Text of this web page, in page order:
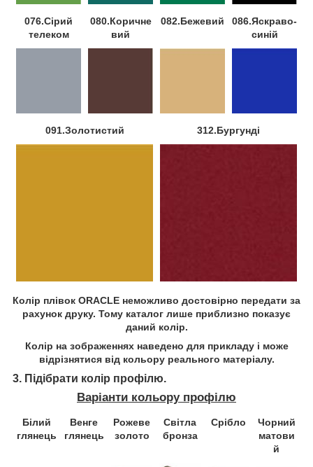
076.Сірий
телеком
080.Коричне
вий
082.Бежевий
086.Яскраво-
синій
091.Золотистий 312.Бургунді
Колір плівок ORACLE неможливо достовірно передати за
рахунок друку. Тому каталог лише приблизно показує
даний колір.
Колір на зображеннях наведено для прикладу і може
відрізнятися від кольору реального матеріалу.
3. Підібрати колір профілю.
Варіанти кольору профілю
Білий
глянець
Венге
глянець
Рожеве
золото
Світла
бронза
Срібло
Чорний
матови
й